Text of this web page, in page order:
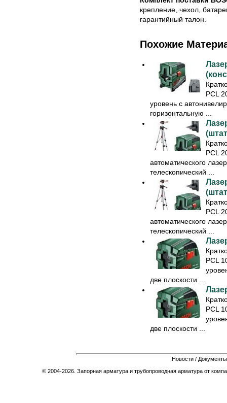
крепление, чехол,
гарантийный талон.
Похожие
PCL
уровень с
горизонтальную ...
PCL
автоматического
телескопический ...
PCL
автоматического
телескопический ...
PCL
две плоскости ...
PCL
две плоскости ...
Новости / Документы
© 2004-2026. Запорная арматура и трубопроводная арматура от